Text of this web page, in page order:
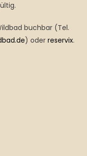
buchbar (Tel.
) oder reservix.